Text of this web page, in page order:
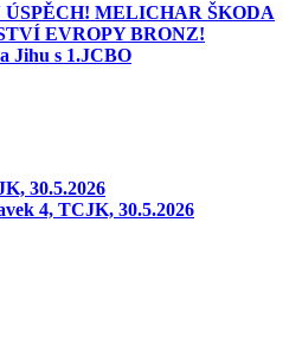
ÚSPĚCH! MELICHAR ŠKODA
EVROPY BRONZ!
Jihu s 1.JCBO
30.5.2026
4, TCJK, 30.5.2026